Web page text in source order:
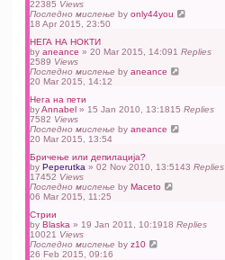
22385 Views
Последно мислење by only44you
18 Apr 2015, 23:50
НЕГА НА НОКТИ
by aneance » 20 Mar 2015, 14:091 Replies
2589 Views
Последно мислење by aneance
20 Mar 2015, 14:12
Нега на пети
byAnnabel » 15 Jan 2010, 13:1815 Replies
7582 Views
Последно мислење by aneance
20 Mar 2015, 13:54
Бричење или депилација?
by Peperutka » 02 Nov 2010, 13:5143 Replies
17452 Views
Последно мислење by Maceto
06 Mar 2015, 11:25
Стрии
by Blaska » 19 Jan 2011, 10:1918 Replies
10021 Views
Последно мислење by z10
26 Feb 2015, 09:16